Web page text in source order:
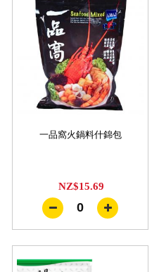
一品窩火鍋料什錦包
NZ$15.69
0